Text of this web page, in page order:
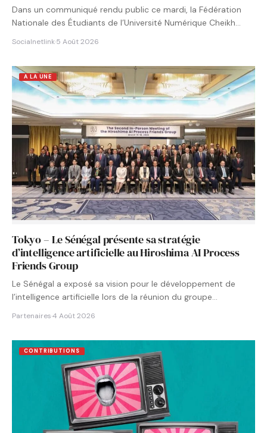
Dans un communiqué rendu public ce mardi, la Fédération
Nationale des Étudiants de l’Université Numérique Cheikh
Socialnetlink·5 Août 2026
A LA UNE
Tokyo – Le Sénégal présente sa stratégie
d’intelligence artificielle au Hiroshima AI Process
Friends Group
Le Sénégal a exposé sa vision pour le développement de
l’intelligence artificielle lors de la réunion du groupe…
Partenaires·4 Août 2026
CONTRIBUTIONS